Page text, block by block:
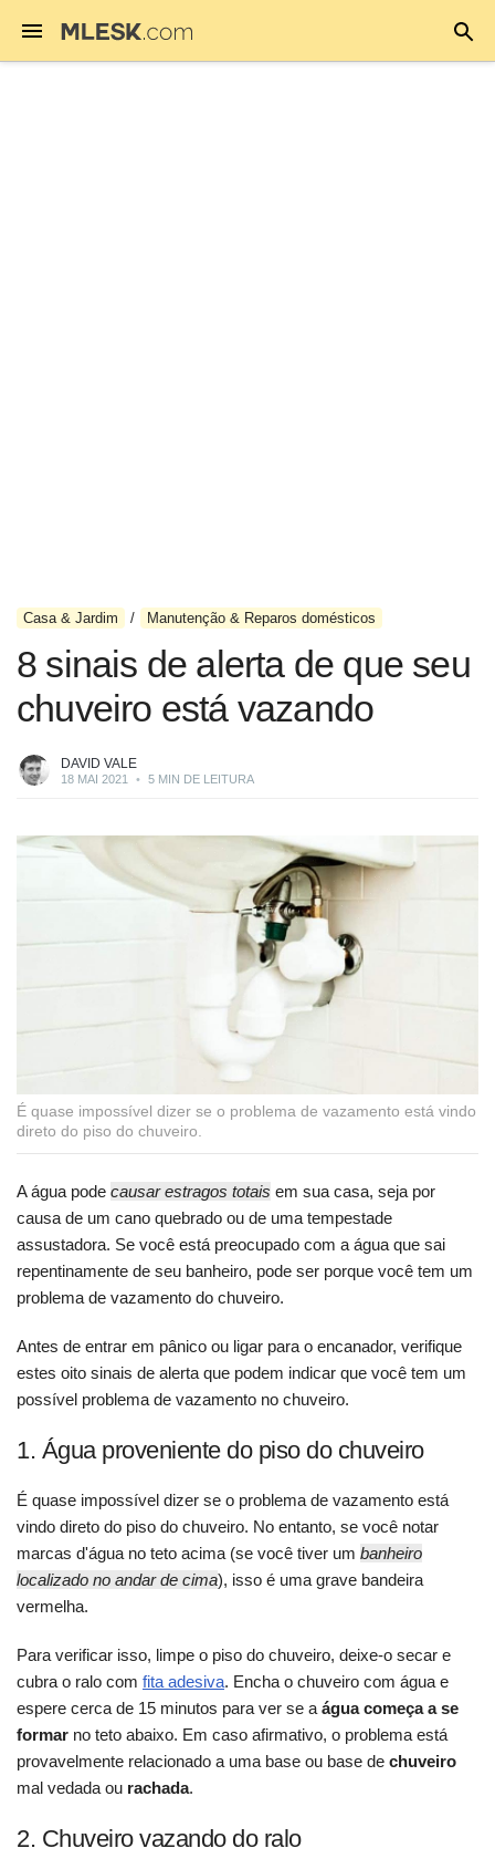
Casa & Jardim Manutenção & Reparos domésticos
8 sinais de alerta de que seu
chuveiro está vazando
DAVID VALE
18 MAI 2021 • 5 MIN DE LEITURA
É quase impossível dizer se o problema de vazamento está vindo
direto do piso do chuveiro.
A água pode causar estragos totais em sua casa, seja por
causa de um cano quebrado ou de uma tempestade
assustadora. Se você está preocupado com a água que sai
repentinamente de seu banheiro, pode ser porque você tem um
problema de vazamento do chuveiro.
Antes de entrar em pânico ou ligar para o encanador, verifique
estes oito sinais de alerta que podem indicar que você tem um
possível problema de vazamento no chuveiro.
1. Água proveniente do piso do chuveiro
É quase impossível dizer se o problema de vazamento está
vindo direto do piso do chuveiro. No entanto, se você notar
marcas d'água no teto acima (se você tiver um banheiro
localizado no andar de cima), isso é uma grave bandeira
vermelha.
Para verificar isso, limpe o piso do chuveiro, deixe-o secar e
cubra o ralo com fita adesiva. Encha o chuveiro com água e
espere cerca de 15 minutos para ver se a água começa a se
formar no teto abaixo. Em caso afirmativo, o problema está
provavelmente relacionado a uma base ou base de chuveiro
mal vedada ou rachada.
2. Chuveiro vazando do ralo